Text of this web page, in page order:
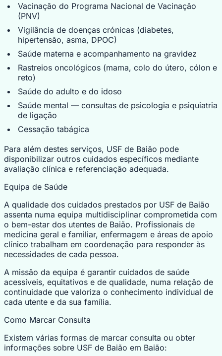
Vacinação do Programa Nacional de Vacinação
(PNV)
Vigilância de doenças crónicas (diabetes,
hipertensão, asma, DPOC)
Saúde materna e acompanhamento na gravidez
Rastreios oncológicos (mama, colo do útero, cólon e
reto)
Saúde do adulto e do idoso
Saúde mental — consultas de psicologia e psiquiatria
de ligação
Cessação tabágica
Para além destes serviços, USF de Baião pode
disponibilizar outros cuidados específicos mediante
avaliação clínica e referenciação adequada.
Equipa de Saúde
A qualidade dos cuidados prestados por USF de Baião
assenta numa equipa multidisciplinar comprometida com
o bem-estar dos utentes de Baião. Profissionais de
medicina geral e familiar, enfermagem e áreas de apoio
clínico trabalham em coordenação para responder às
necessidades de cada pessoa.
A missão da equipa é garantir cuidados de saúde
acessíveis, equitativos e de qualidade, numa relação de
continuidade que valoriza o conhecimento individual de
cada utente e da sua família.
Como Marcar Consulta
Existem várias formas de marcar consulta ou obter
informações sobre USF de Baião em Baião: